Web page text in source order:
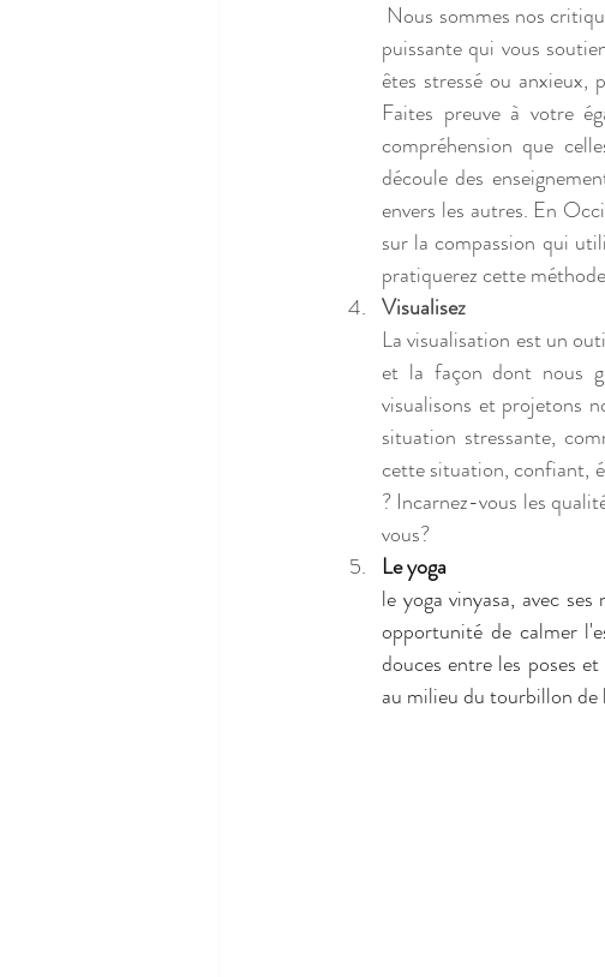
puissante qui vous
êtes stressé ou anxieux,
Faites preuve à votre
compréhension que
découle des
envers les autres. En
sur la compassion qui
pratiquerez cette
Visualisez
La visualisation est un
et la façon dont nous
visualisons et projetons
situation stressante,
cette situation, confiant,
? Incarnez-vous les
vous?
Le yoga
le yoga vinyasa, avec
opportunité de calmer
douces entre les poses
au milieu du tourbillon de